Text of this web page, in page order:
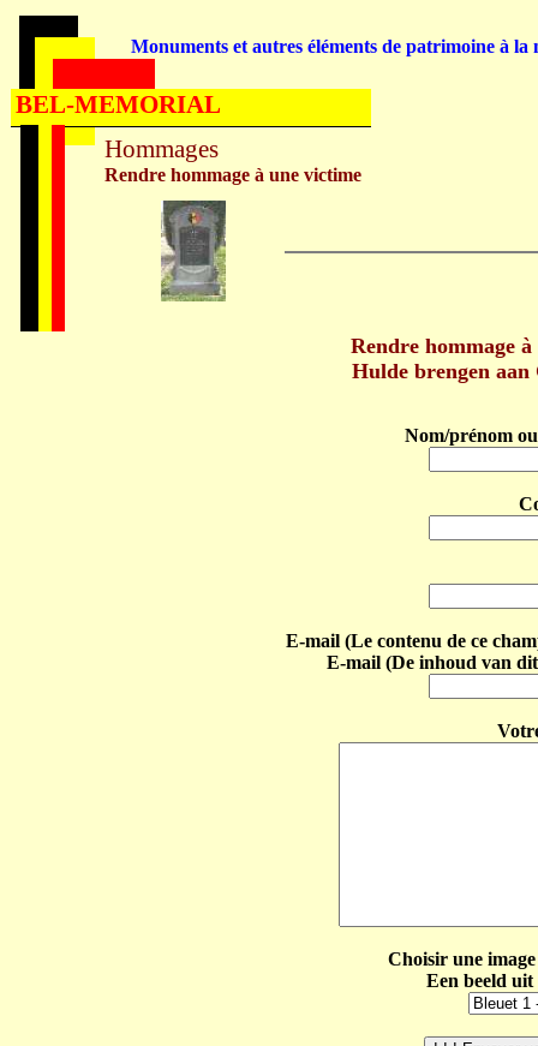
Rendre hommage
Hulde brengen
Nom/prénom
E-mail (Le contenu de ce
E-mail (De inhoud van
Choisir une
Een beeld
Hommages
Rendre hommage à une victime
Monuments et autres éléments de patrimoine à la
BEL-MEMORIAL